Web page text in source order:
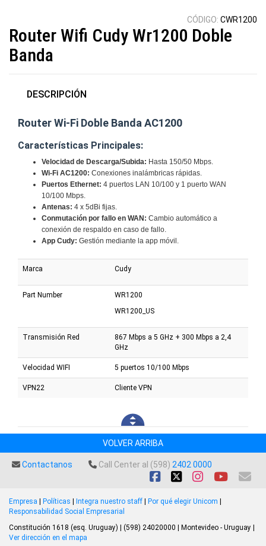
CÓDIGO: CWR1200
Router Wifi Cudy Wr1200 Doble
Banda
DESCRIPCIÓN
Router Wi-Fi Doble Banda AC1200
Características Principales:
Velocidad de Descarga/Subida: Hasta 150/50 Mbps.
Wi-Fi AC1200: Conexiones inalámbricas rápidas.
Puertos Ethernet: 4 puertos LAN 10/100 y 1 puerto WAN
10/100 Mbps.
Antenas: 4 x 5dBi fijas.
Conmutación por fallo en WAN: Cambio automático a
conexión de respaldo en caso de fallo.
App Cudy: Gestión mediante la app móvil.
Marca Cudy
Part Number
WR1200
WR1200_US
Transmisión Red
867 Mbps a 5 GHz + 300 Mbps a 2,4
GHz
Velocidad WIFI 5 puertos 10/100 Mbps
VPN22 Cliente VPN
VOLVER ARRIBA
Contactanos Call Center al (598) 2402 0000
Empresa Políticas Integra nuestro staff Por qué elegir Unicom
Responsabilidad Social Empresarial
Constitución 1618 (esq. Uruguay) | (598) 24020000 | Montevideo - Uruguay |
Ver dirección en el mapa